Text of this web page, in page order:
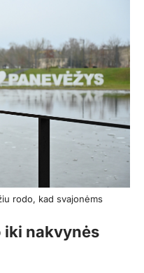
rodo, kad svajonėms
iki nakvynės